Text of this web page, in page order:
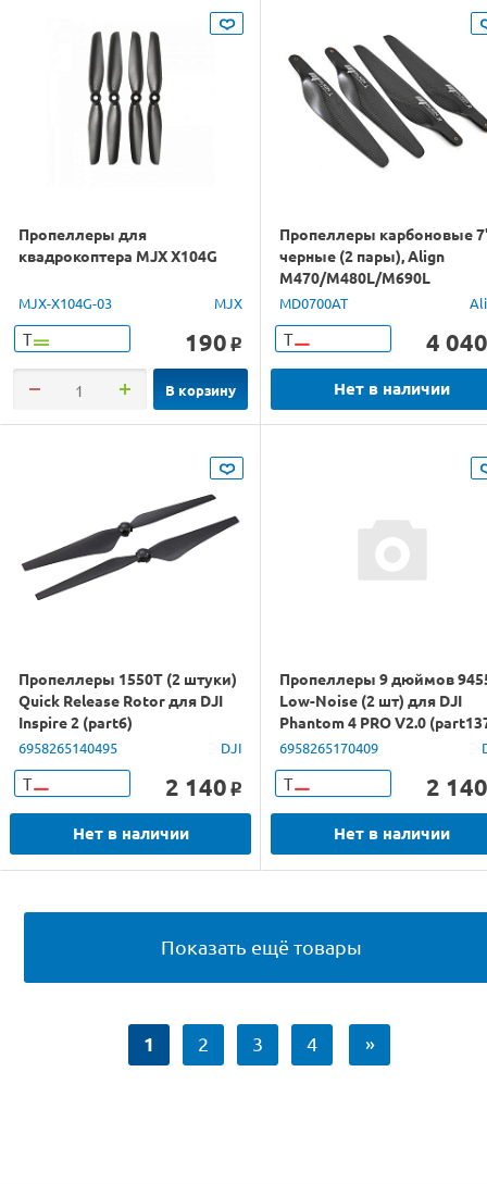
Пропеллеры для
квадрокоптера MJX X104G
MJX-X104G-03 MJX
Т 190 o
В корзину
Пропеллеры карбоновые
черные (2 пары), Align
M470/M480L/M690L
MD0700AT
Т 4 040
Нет в наличии
Пропеллеры 1550T (2 штуки)
Quick Release Rotor для DJI
Inspire 2 (part6)
6958265140495 DJI
Т 2 140 o
Нет в наличии
Пропеллеры 9 дюймов
Low-Noise (2 шт) для DJI
Phantom 4 PRO V2.0
6958265170409
Т 2 140
Нет в наличии
Показать ещё товары
1 2 3 4 »